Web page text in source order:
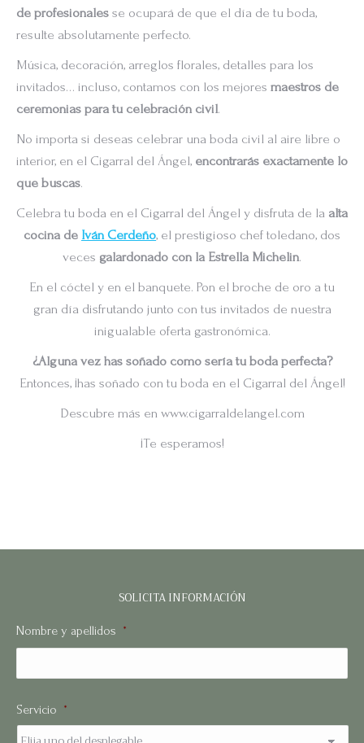
de profesionales se ocupará de que el día de tu boda,
resulte absolutamente perfecto.
Música, decoración, arreglos florales, detalles para los
invitados… incluso, contamos con los mejores maestros de
ceremonias para tu celebración civil.
No importa si deseas celebrar una boda civil al aire libre o
interior, en el Cigarral del Ángel, encontrarás exactamente lo
que buscas.
Celebra tu boda en el Cigarral del Ángel y disfruta de la alta
cocina de Iván Cerdeño, el prestigioso chef toledano, dos
veces galardonado con la Estrella Michelin.
En el cóctel y en el banquete. Pon el broche de oro a tu
gran día disfrutando junto con tus invitados de nuestra
inigualable oferta gastronómica.
¿Alguna vez has soñado como sería tu boda perfecta?
Entonces, ¡has soñado con tu boda en el Cigarral del Ángel!
Descubre más en www.cigarraldelangel.com
¡Te esperamos!
SOLICITA INFORMACIÓN
Nombre y apellidos *
Servicio *